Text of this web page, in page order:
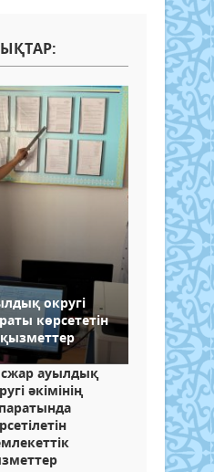
округі
көрсететін
ауылдық
әкімінің